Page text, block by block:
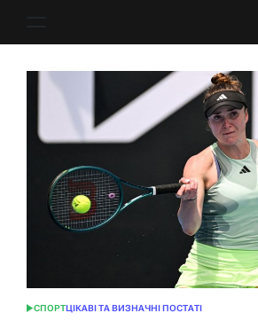
ОПУБЛІКУВАТИ
СПОРТЦІКАВІ ТА ВИЗНАЧНІ ПОСТАТІ